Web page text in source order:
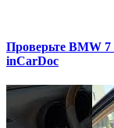
Проверьте BMW
inCarDoc